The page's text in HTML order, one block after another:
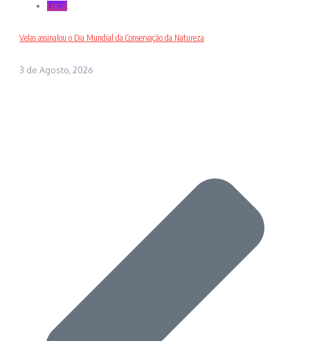
Local
Velas assinalou o Dia Mundial da Conservação da Natureza
3 de Agosto, 2026